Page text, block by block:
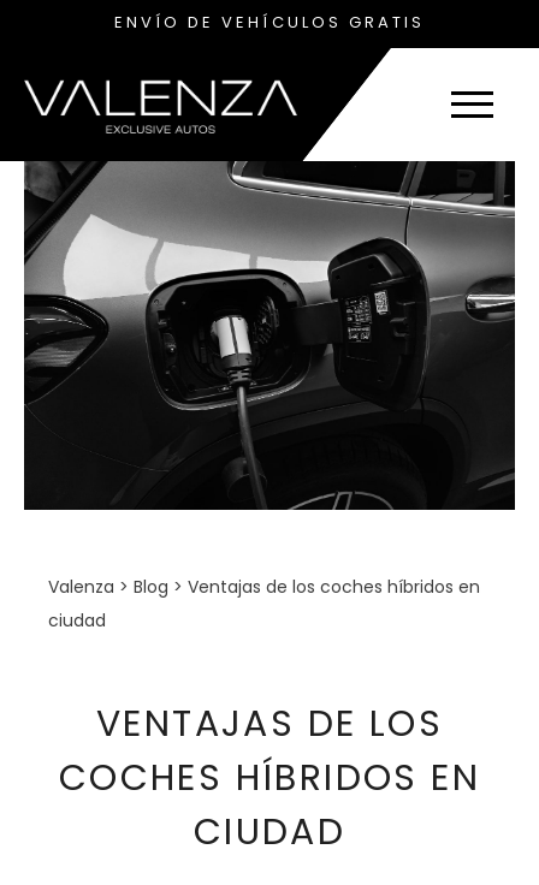
ENVÍO DE VEHÍCULOS GRATIS
Valenza > Blog > Ventajas de los coches híbridos en
ciudad
VENTAJAS DE LOS
COCHES HÍBRIDOS EN
CIUDAD